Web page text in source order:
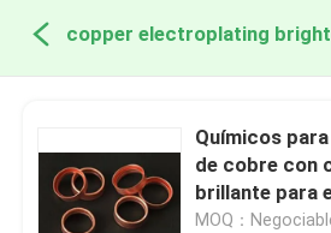
Químicos
de cobre con
brillante para
cobre W-97
MOQ：